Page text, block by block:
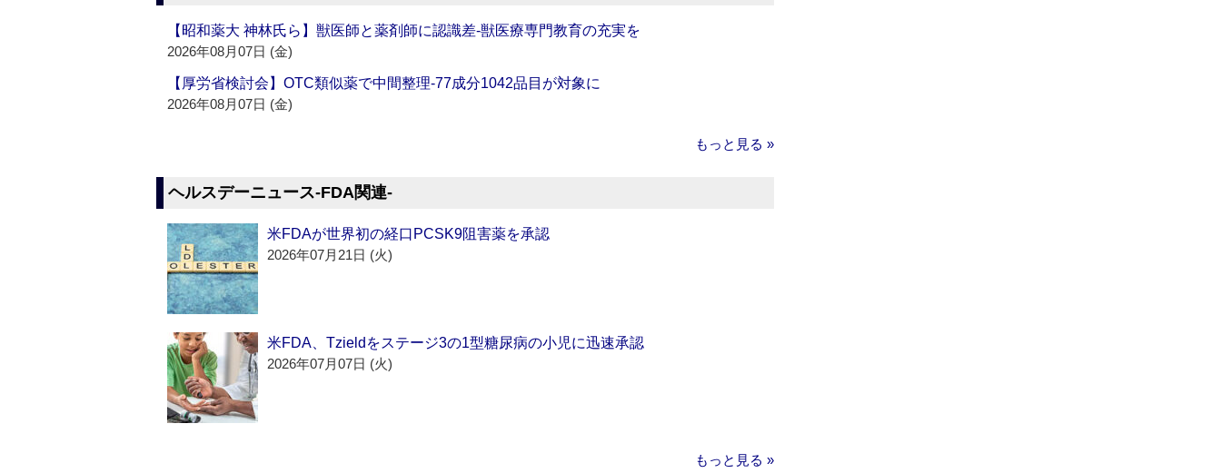
【昭和薬大 神林氏ら】獣医師と薬剤師に認識差‐獣医療専門教育の充実を
2026年08月07日 (金)
【厚労省検討会】OTC類似薬で中間整理‐77成分1042品目が対象に
2026年08月07日 (金)
もっと見る »
ヘルスデーニュース‐FDA関連‐
米FDAが世界初の経口PCSK9阻害薬を承認
2026年07月21日 (火)
米FDA、Tzieldをステージ3の1型糖尿病の小児に迅速承認
2026年07月07日 (火)
もっと見る »